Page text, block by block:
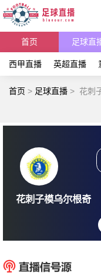
首页 足球直
西甲直播 英超直播
首页 > 足球直播 > 花刺
花刺子模乌尔